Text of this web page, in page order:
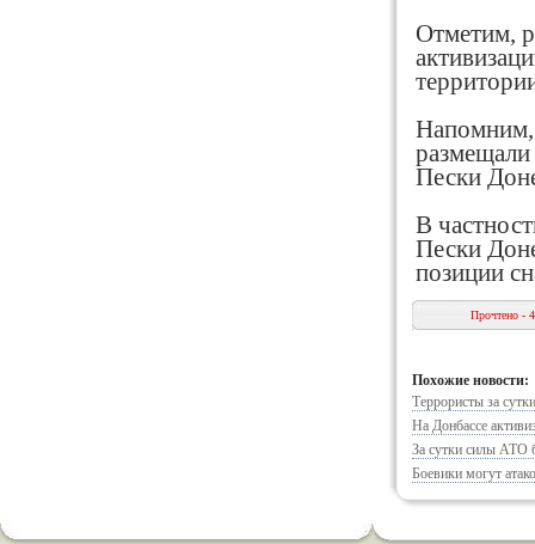
Отметим,
Напомним,
размещали
Пески
В
Пески
позиции
Прочтено -
Похожие новости:
Террористы за
На Донбассе
За сутки силы АТО
Боевики могут